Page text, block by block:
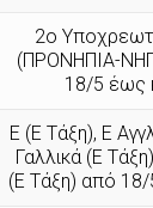
2ο
(ΠΡΟΝΗΠΙΑ-
18/5 έως
Ε (Ε Τάξη), Ε
Γαλλικά (Ε
(Ε Τάξη) από